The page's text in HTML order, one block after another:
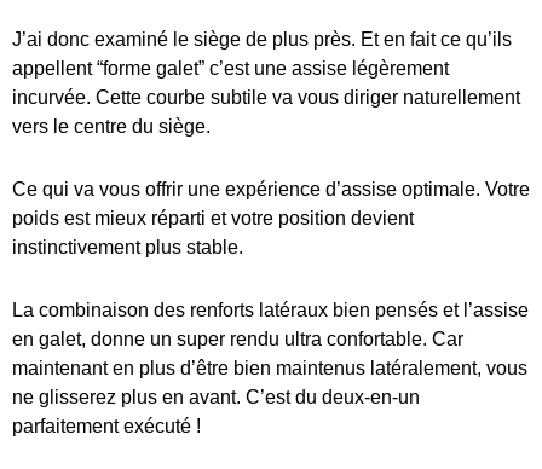
J’ai donc examiné le siège de plus près. Et en fait ce qu’ils
appellent “forme galet” c’est une assise légèrement
incurvée. Cette courbe subtile va vous diriger naturellement
vers le centre du siège.
Ce qui va vous offrir une expérience d’assise optimale. Votre
poids est mieux réparti et votre position devient
instinctivement plus stable.
La combinaison des renforts latéraux bien pensés et l’assise
en galet, donne un super rendu ultra confortable. Car
maintenant en plus d’être bien maintenus latéralement, vous
ne glisserez plus en avant. C’est du deux-en-un
parfaitement exécuté !